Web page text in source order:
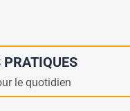
PRATIQUES
le quotidien